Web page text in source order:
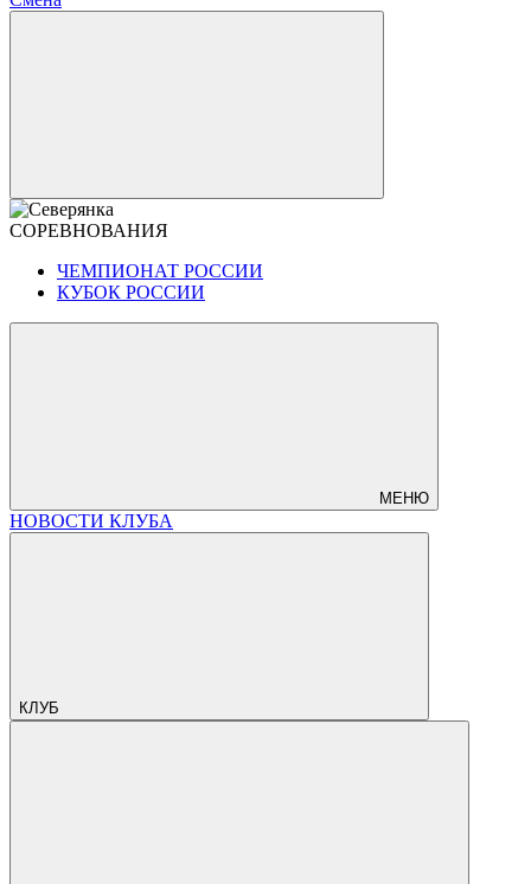
СОРЕВНОВАНИЯ
ЧЕМПИОНАТ РОССИИ
КУБОК РОССИИ
МЕНЮ
НОВОСТИ КЛУБА
КЛУБ